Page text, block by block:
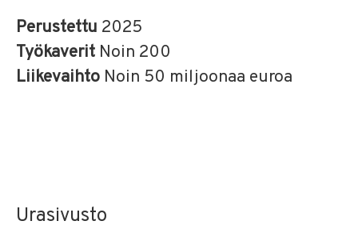
Perustettu 2025
Työkaverit Noin 200
Liikevaihto Noin 50 miljoonaa euroa
Urasivusto